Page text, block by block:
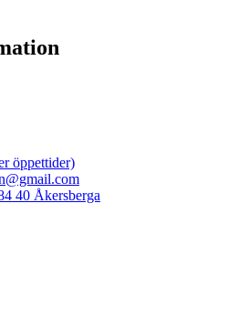
öppettider)
40 Åkersberga